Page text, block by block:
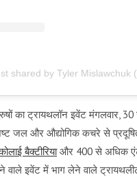
shared by Tyler Mislawchuk
का ट्रायथलॉन इवेंट मंगलवार, 30
और औद्योगिक कचरे से प्रदूषित
बैक्टीरियाऔर 400 से अधिक
वाले इवेंट में भाग लेने वाले